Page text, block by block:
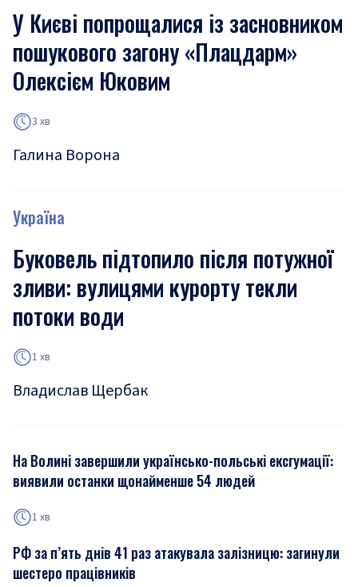
У Києві попрощалися із засновником
пошукового загону «Плацдарм»
Олексієм Юковим
3 хв
Галина Ворона
Україна
Буковель підтопило після потужної
зливи: вулицями курорту текли
потоки води
1 хв
Владислав Щербак
На Волині завершили українсько-польські ексгумації:
виявили останки щонайменше 54 людей
1 хв
РФ за п’ять днів 41 раз атакувала залізницю: загинули
шестеро працівників